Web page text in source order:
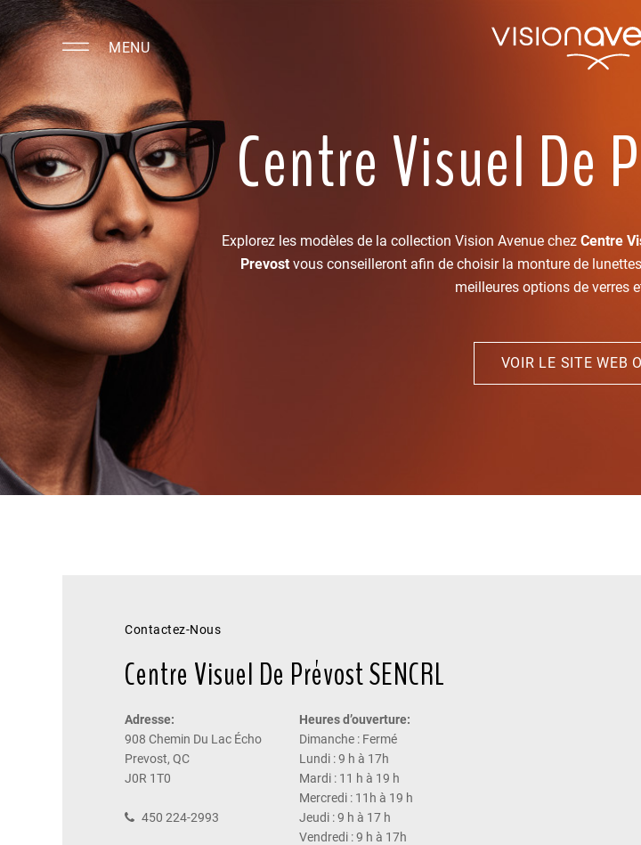
MENU
Centre Visuel De
Explorez les modèles de la collection Vision Avenue chez Centre
Prevost vous conseilleront afin de choisir la monture de
meilleures options de verres
VOIR LE SITE WEB
Contactez-Nous
Centre Visuel De Prévost SENCRL
Adresse:
908 Chemin Du Lac Écho
Prevost, QC
J0R 1T0
450 224-2993
Heures d’ouverture:
Dimanche : Fermé
Lundi : 9 h à 17h
Mardi : 11 h à 19 h
Mercredi : 11h à 19 h
Jeudi : 9 h à 17 h
Vendredi : 9 h à 17h